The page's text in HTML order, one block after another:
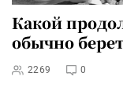
Какой
обычно
2269 0